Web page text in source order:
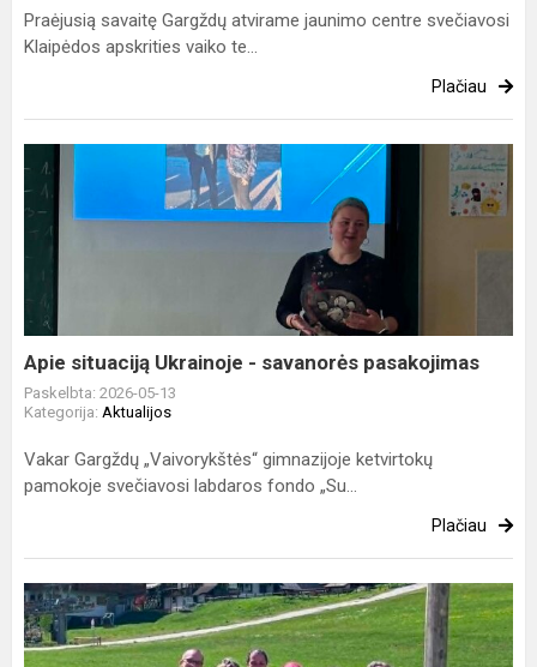
Praėjusią savaitę Gargždų atvirame jaunimo centre svečiavosi
Klaipėdos apskrities vaiko te...
Plačiau
Apie
situaciją
Ukrainoje
savanorės
pasakojimas
Apie situaciją Ukrainoje - savanorės pasakojimas
Paskelbta: 2026-05-13
Kategorija: Aktualijos
Vakar Gargždų „Vaivorykštės“ gimnazijoje ketvirtokų
pamokoje svečiavosi labdaros fondo „Su...
Plačiau
Tarptautiniai
horizontai
atveriami